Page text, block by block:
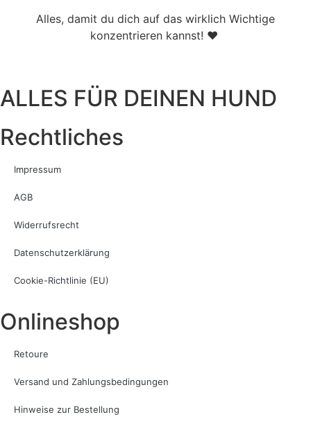
Alles, damit du dich auf das wirklich Wichtige
konzentrieren kannst! ♥
ALLES FÜR DEINEN HUND
Rechtliches
Impressum
AGB
Widerrufsrecht
Datenschutzerklärung
Cookie-Richtlinie (EU)
Onlineshop
Retoure
Versand und Zahlungsbedingungen
Hinweise zur Bestellung